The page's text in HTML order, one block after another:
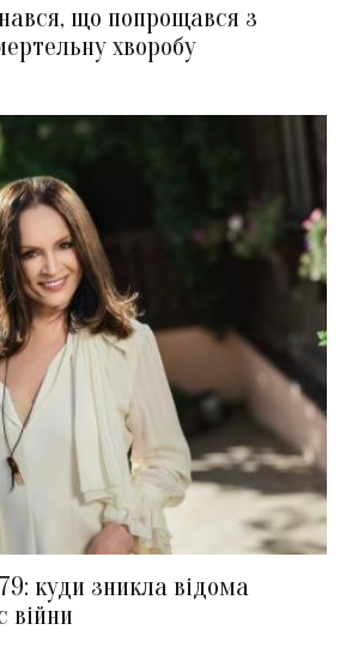
що попрощався з
хворобу
куди зникла відома
війни